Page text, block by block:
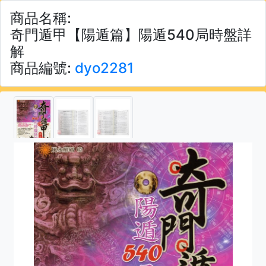
商品名稱:
奇門遁甲【陽遁篇】陽遁540局時盤詳
解
商品編號: dyo2281